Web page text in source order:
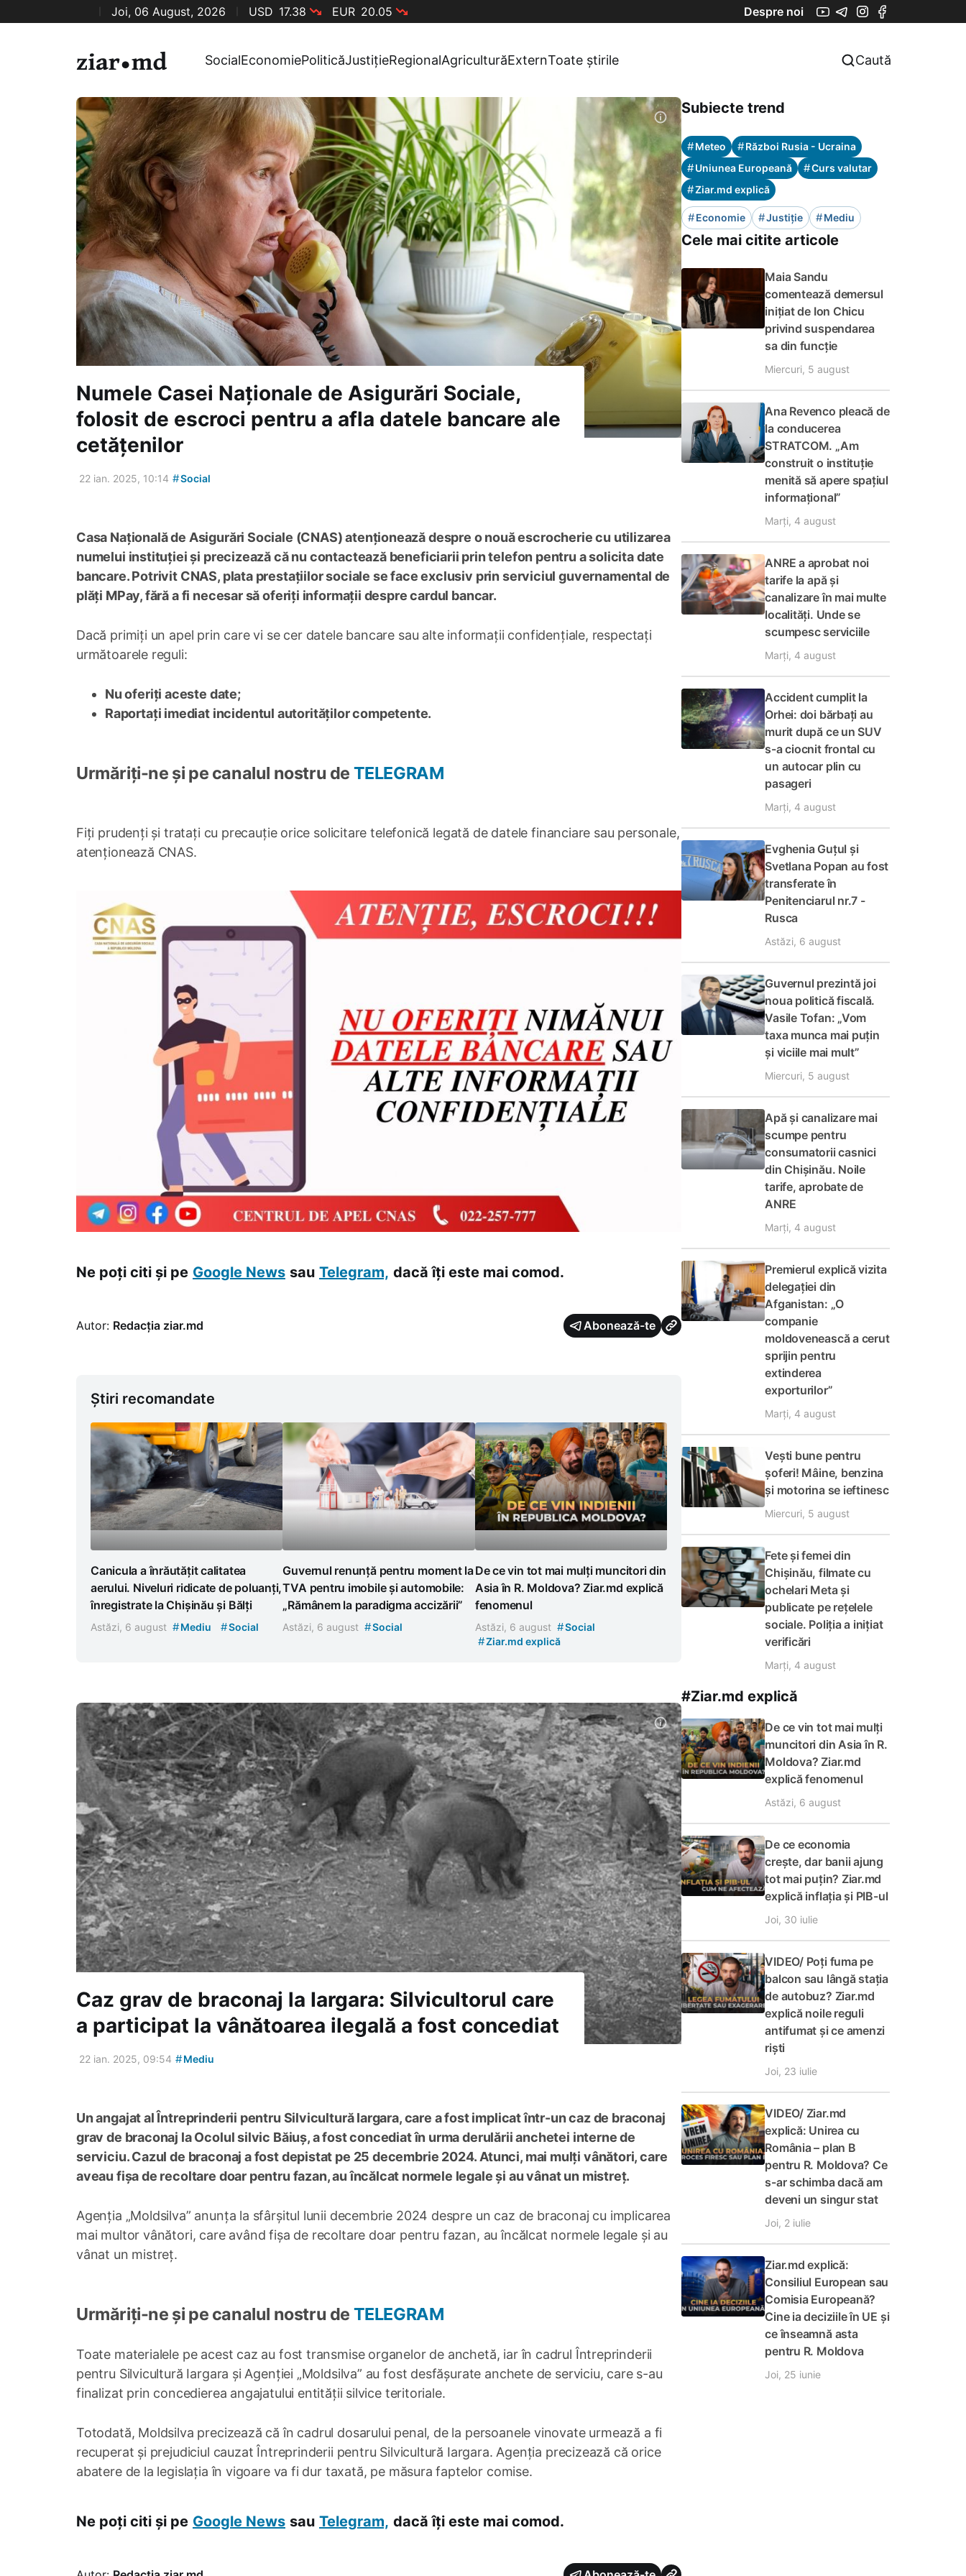
Joi, 06 August, 2026 USD 17.38 EUR 20.05 Despre noi
SocialEconomiePoliticăJustițieRegionalAgriculturăExternToate știrile Caută
Numele Casei Naționale de Asigurări Sociale,
folosit de escroci pentru a afla datele bancare ale
cetățenilor
22 ian. 2025, 10:14 #Social
Casa Națională de Asigurări Sociale (CNAS) atenționează despre o nouă escrocherie cu utilizarea
numelui instituției și precizează că nu contactează beneficiarii prin telefon pentru a solicita date
bancare. Potrivit CNAS, plata prestațiilor sociale se face exclusiv prin serviciul guvernamental de
plăți MPay, fără a fi necesar să oferiți informații despre cardul bancar.
Dacă primiți un apel prin care vi se cer datele bancare sau alte informații confidențiale, respectați
următoarele reguli:
Nu oferiți aceste date;
Raportați imediat incidentul autorităților competente.
Urmăriți-ne și pe canalul nostru de TELEGRAM
Fiți prudenți și tratați cu precauție orice solicitare telefonică legată de datele financiare sau personale,
atenționează CNAS.
Ne poți citi și pe Google News sau Telegram, dacă îți este mai comod.
Autor: Redacția ziar.md Abonează-te
Știri recomandate
Canicula a înrăutățit calitatea
aerului. Niveluri ridicate de poluanți,
înregistrate la Chișinău și Bălți
Astăzi, 6 august #Mediu #Social
Guvernul renunță pentru moment la
TVA pentru imobile și automobile:
„Rămânem la paradigma accizării”
Astăzi, 6 august #Social
De ce vin tot mai mulți muncitori din
Asia în R. Moldova? Ziar.md explică
fenomenul
Astăzi, 6 august #Social
#Ziar.md explică
Caz grav de braconaj la Iargara: Silvicultorul care
a participat la vânătoarea ilegală a fost concediat
22 ian. 2025, 09:54 #Mediu
Un angajat al Întreprinderii pentru Silvicultură Iargara, care a fost implicat într-un caz de braconaj
grav de braconaj la Ocolul silvic Băiuș, a fost concediat în urma derulării anchetei interne de
serviciu. Cazul de braconaj a fost depistat pe 25 decembrie 2024. Atunci, mai mulți vânători, care
aveau fișa de recoltare doar pentru fazan, au încălcat normele legale și au vânat un mistreț.
Agenția „Moldsilva” anunța la sfârșitul lunii decembrie 2024 despre un caz de braconaj cu implicarea
mai multor vânători, care având fișa de recoltare doar pentru fazan, au încălcat normele legale și au
vânat un mistreț.
Urmăriți-ne și pe canalul nostru de TELEGRAM
Toate materialele pe acest caz au fost transmise organelor de anchetă, iar în cadrul Întreprinderii
pentru Silvicultură Iargara și Agenției „Moldsilva” au fost desfășurate anchete de serviciu, care s-au
finalizat prin concedierea angajatului entității silvice teritoriale.
Totodată, Moldsilva precizează că în cadrul dosarului penal, de la persoanele vinovate urmează a fi
recuperat și prejudiciul cauzat Întreprinderii pentru Silvicultură Iargara. Agenția precizează că orice
abatere de la legislația în vigoare va fi dur taxată, pe măsura faptelor comise.
Ne poți citi și pe Google News sau Telegram, dacă îți este mai comod.
Subiecte trend
#Meteo #Război Rusia - Ucraina
#Uniunea Europeană #Curs valutar
#Ziar.md explică
#Economie #Justiție #Mediu
Cele mai citite articole
Maia Sandu
comentează demersul
inițiat de Ion Chicu
privind suspendarea
sa din funcție
Miercuri, 5 august
Ana Revenco pleacă de
la conducerea
STRATCOM. „Am
construit o instituție
menită să apere spațiul
informațional”
Marți, 4 august
ANRE a aprobat noi
tarife la apă și
canalizare în mai multe
localități. Unde se
scumpesc serviciile
Marți, 4 august
Accident cumplit la
Orhei: doi bărbați au
murit după ce un SUV
s-a ciocnit frontal cu
un autocar plin cu
pasageri
Marți, 4 august
Evghenia Guțul și
Svetlana Popan au fost
transferate în
Penitenciarul nr.7 -
Rusca
Astăzi, 6 august
Guvernul prezintă joi
noua politică fiscală.
Vasile Tofan: „Vom
taxa munca mai puțin
și viciile mai mult”
Miercuri, 5 august
Apă și canalizare mai
scumpe pentru
consumatorii casnici
din Chișinău. Noile
tarife, aprobate de
ANRE
Marți, 4 august
Premierul explică vizita
delegației din
Afganistan: „O
companie
moldovenească a cerut
sprijin pentru
extinderea
exporturilor”
Marți, 4 august
Vești bune pentru
șoferi! Mâine, benzina
și motorina se ieftinesc
Miercuri, 5 august
Fete și femei din
Chișinău, filmate cu
ochelari Meta și
publicate pe rețelele
sociale. Poliția a inițiat
verificări
Marți, 4 august
#Ziar.md explică
De ce vin tot mai mulți
muncitori din Asia în R.
Moldova? Ziar.md
explică fenomenul
Astăzi, 6 august
De ce economia
crește, dar banii ajung
tot mai puțin? Ziar.md
explică inflația și PIB-ul
Joi, 30 iulie
VIDEO/ Poți fuma pe
balcon sau lângă stația
de autobuz? Ziar.md
explică noile reguli
antifumat și ce amenzi
riști
Joi, 23 iulie
VIDEO/ Ziar.md
explică: Unirea cu
România – plan B
pentru R. Moldova? Ce
s-ar schimba dacă am
deveni un singur stat
Joi, 2 iulie
Ziar.md explică:
Consiliul European sau
Comisia Europeană?
Cine ia deciziile în UE și
ce înseamnă asta
pentru R. Moldova
Joi, 25 iunie